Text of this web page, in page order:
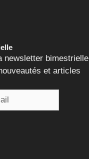
newsletter bimestrielle
et articles